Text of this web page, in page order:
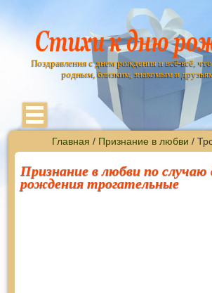
Поздравления с днем рождения и всё-всё,
родным, близким, знакомым и
Главная / Признание в любви /
Признание в любви по случаю
рождения трогательные